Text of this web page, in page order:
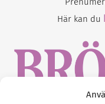
Här kan du